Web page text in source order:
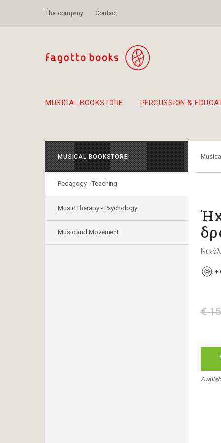
The company Contact
MUSICAL BOOKSTORE PERCUSSION &
MUSICAL BOOKSTORE
Pedagogy - Teaching
Music Therapy - Psychology
Music and Movement
+
€